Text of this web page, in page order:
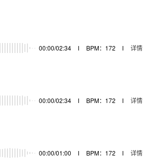
00:00/02:34 I BPM：172 I 详情
00:00/02:34 I BPM：172 I 详情
00:00/01:00 I BPM：172 I 详情